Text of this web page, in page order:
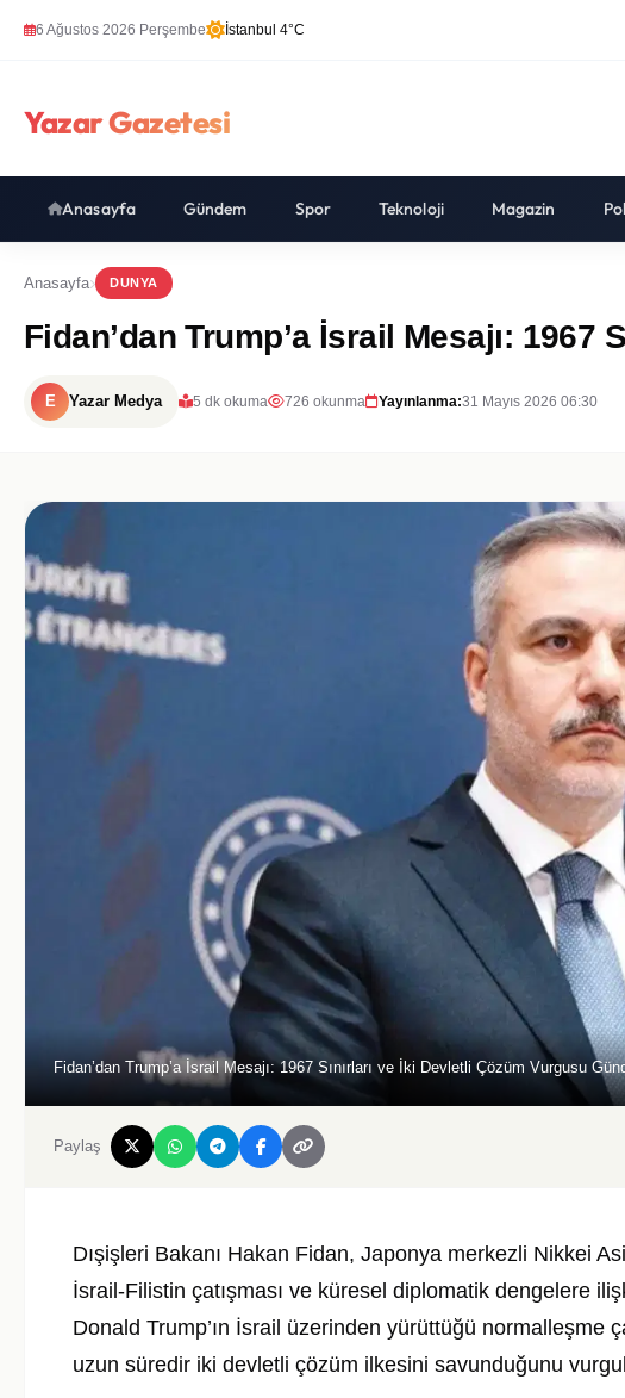
6 Ağustos 2026 Perşembe İstanbul 4°C
Yazar Gazetesi
Anasayfa Gündem Spor Teknoloji Magazin
Anasayfa DUNYA
Fidan’dan Trump’a İsrail Mesajı: 1967
E Yazar Medya 5 dk okuma 726 okunma Yayınlanma:31 Mayıs 2026 06:30
Fidan’dan Trump’a İsrail Mesajı: 1967 Sınırları ve İki Devletli Çözüm Vurgusu
Paylaş
Dışişleri Bakanı Hakan Fidan, Japonya merkezli Nikkei
İsrail-Filistin çatışması ve küresel diplomatik dengelere
Donald Trump’ın İsrail üzerinden yürüttüğü normalleşme
uzun süredir iki devletli çözüm ilkesini savunduğunu